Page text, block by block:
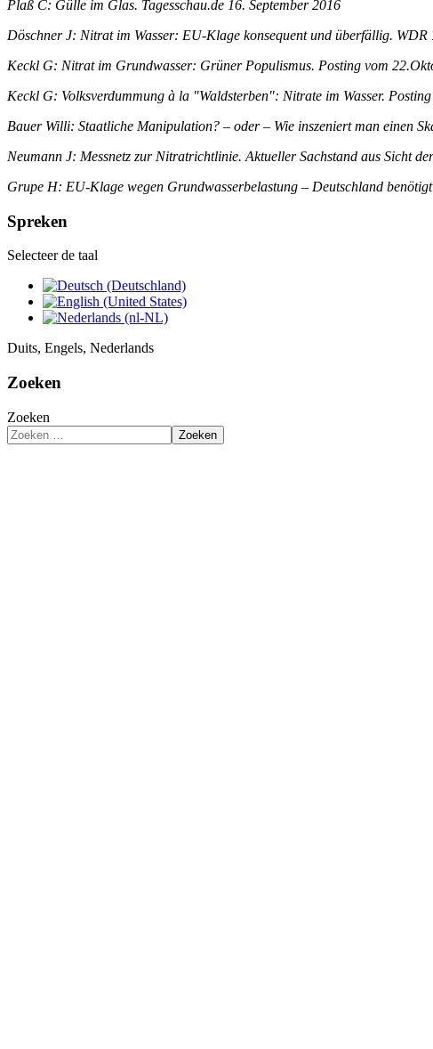
Plaß C: Gülle im Glas. Tagesschau.de 16. September 2016
Döschner J: Nitrat im Wasser: EU-Klage konsequent und überfällig. WDR
Keckl G: Nitrat im Grundwasser: Grüner Populismus. Posting vom
Keckl G: Volksverdummung à la "Waldsterben": Nitrate im Wasser.
Bauer Willi: Staatliche Manipulation? – oder – Wie inszeniert man einen
Neumann J: Messnetz zur Nitratrichtlinie. Aktueller Sachstand aus Sicht
Grupe H: EU-Klage wegen Grundwasserbelastung – Deutschland
Spreken
Selecteer de taal
Duits, Engels, Nederlands
Zoeken
Zoeken
Zoeken